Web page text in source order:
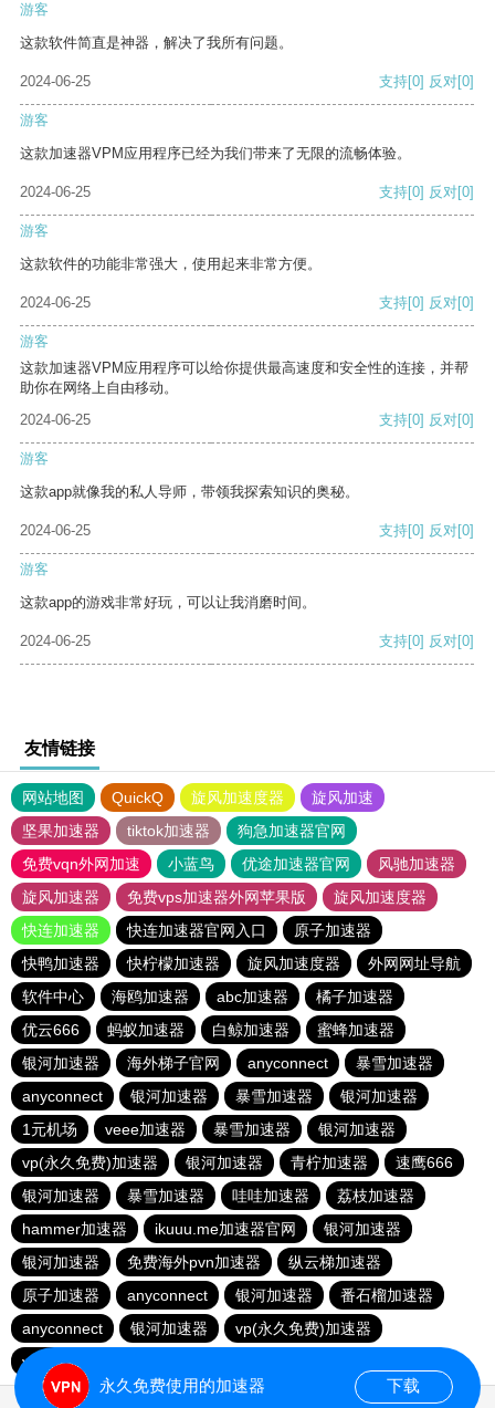
游客
这款软件简直是神器，解决了我所有问题。
2024-06-25 支持[0] 反对[0]
游客
这款加速器VPM应用程序已经为我们带来了无限的流畅体验。
2024-06-25 支持[0] 反对[0]
游客
这款软件的功能非常强大，使用起来非常方便。
2024-06-25 支持[0] 反对[0]
游客
这款加速器VPM应用程序可以给你提供最高速度和安全性的连接，并帮
助你在网络上自由移动。
2024-06-25
支持[0] 反对[0]
游客
这款app就像我的私人导师，带领我探索知识的奥秘。
2024-06-25 支持[0] 反对[0]
游客
这款app的游戏非常好玩，可以让我消磨时间。
2024-06-25 支持[0] 反对[0]
友情链接
网站地图 QuickQ 旋风加速度器
旋风加速
坚果加速器
tiktok加速器
狗急加速器官网
免费vqn外网加速
小蓝鸟 优途加速器官网
风驰加速器
旋风加速器
免费vps加速器外网苹果版
旋风加速度器
快连加速器
快连加速器官网入口
原子加速器
快鸭加速器
快柠檬加速器 旋风加速度器
外网网址导航
软件中心
海鸥加速器 abc加速器
橘子加速器
优云666
蚂蚁加速器 白鲸加速器
蜜蜂加速器
银河加速器
海外梯子官网 anyconnect
暴雪加速器
anyconnect
银河加速器 暴雪加速器
银河加速器
1元机场
veee加速器 暴雪加速器
银河加速器
vp(永久免费)加速器
银河加速器 青柠加速器
速鹰666
银河加速器
暴雪加速器 哇哇加速器
荔枝加速器
hammer加速器
ikuuu.me加速器官网
银河加速器
银河加速器
免费海外pvn加速器
纵云梯加速器
原子加速器
anyconnect 银河加速器
番石榴加速器
anyconnect
银河加速器
vp(永久免费)加速器
vp(永久免费)加速器
永久免费使用的加速器 下载